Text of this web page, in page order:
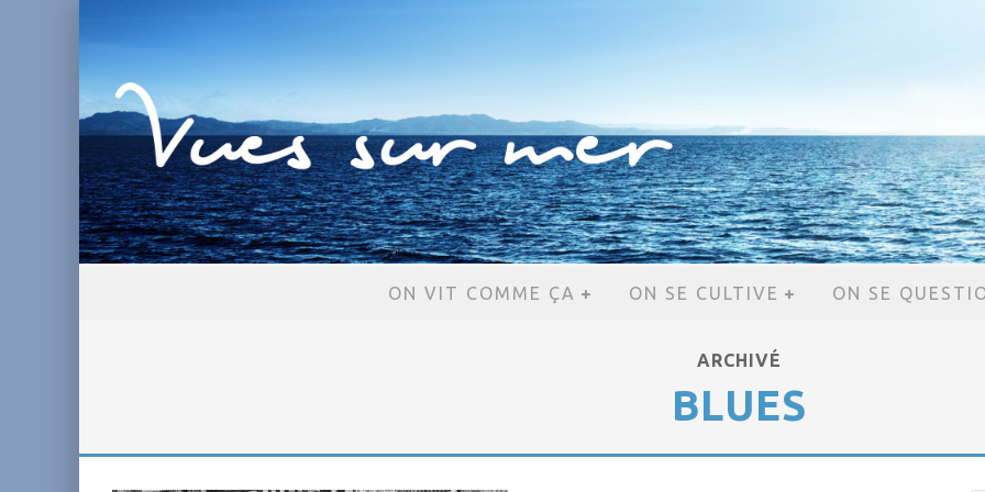
ON VIT COMME ÇA ON SE CULTIVE ON SE
ARCHIVÉ
BLUES